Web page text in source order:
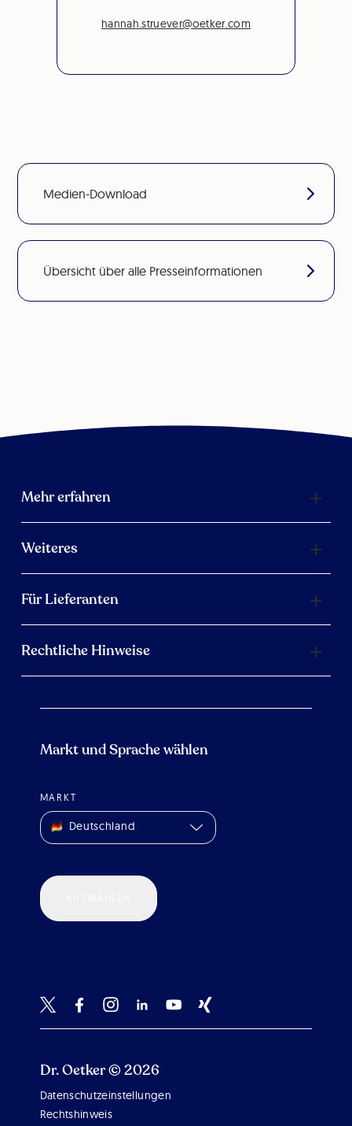
hannah.struever@oetker.com
Medien-Download
Übersicht über alle Presseinformationen
Mehr erfahren
Weiteres
Für Lieferanten
Rechtliche Hinweise
Markt und Sprache wählen
MARKT
Deutschland
Dr. Oetker © 2026
Datenschutzeinstellungen
Rechtshinweis